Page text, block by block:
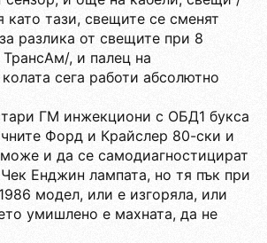
като тази, свещите се сменят
разлика от свещите при 8
, и палец на
сега работи абсолютно
ГМ инжекциони с ОБД1 букса
Форд и Крайслер 80-ски и
и да се самодиагностицират
Енджин лампата, но тя пък при
модел, или е изгоряла, или
умишлено е махната, да не